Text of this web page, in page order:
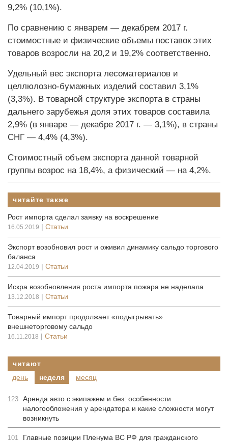
9,2% (10,1%).
По сравнению с январем — декабрем 2017 г.
стоимостные и физические объемы поставок этих
товаров возросли на 20,2 и 19,2% соответственно.
Удельный вес экспорта лесоматериалов и
целлюлозно-бумажных изделий составил 3,1%
(3,3%). В товарной структуре экспорта в страны
дальнего зарубежья доля этих товаров составила
2,9% (в январе — декабре 2017 г. — 3,1%), в страны
СНГ — 4,4% (4,3%).
Стоимостный объем экспорта данной товарной
группы возрос на 18,4%, а физический — на 4,2%.
читайте также
Рост импорта сделал заявку на воскрешение
16.05.2019 | Статьи
Экспорт возобновил рост и оживил динамику сальдо торгового
баланса
12.04.2019 | Статьи
Искра возобновления роста импорта пожара не наделала
13.12.2018 | Статьи
Товарный импорт продолжает «подыгрывать»
внешнеторговому сальдо
16.11.2018 | Статьи
читают
день
неделя месяц
123 Аренда авто с экипажем и без: особенности
налогообложения у арендатора и какие сложности могут
возникнуть
101
Главные позиции Пленума ВС РФ для гражданского